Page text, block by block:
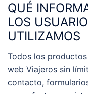
QUÉ
LOS
UTILIZAMOS
Todos los
web Viajeros sin
contacto,